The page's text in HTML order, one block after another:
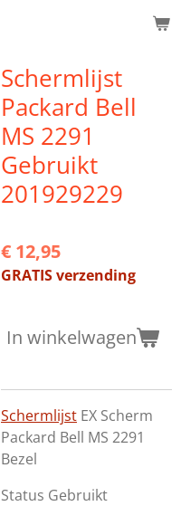
Schermlijst
Packard Bell
MS 2291
Gebruikt
201929229
€ 12,95
GRATIS verzending
In winkelwagen
Schermlijst EX Scherm
Packard Bell MS 2291
Bezel
Status Gebruikt